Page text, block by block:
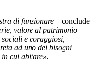
di funzionare – conclude
valore al patrimonio
e coraggiosi,
ad uno dei bisogni
cui abitare».